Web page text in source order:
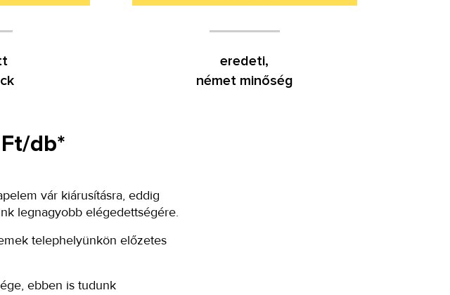
eredeti,
német minőség
db*
vár kiárusításra, eddig
legnagyobb elégedettségére.
telephelyünkön előzetes
ebben is tudunk